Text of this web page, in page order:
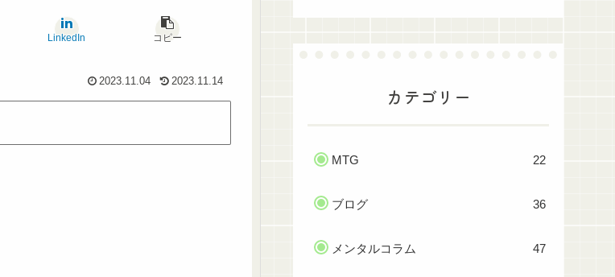
LinkedIn コピー
2023.11.04 2023.11.14
カテゴリー
MTG 22
ブログ 36
メンタルコラム 47